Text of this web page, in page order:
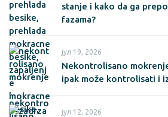
stanje i kako da ga
fazama?
јул 19, 2026
Nekontrolisano
ipak može kontrolisati i
јул 12, 2026